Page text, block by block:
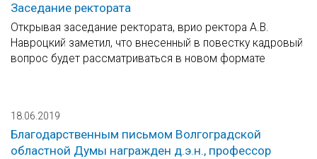
Заседание ректората
Открывая заседание ректората, врио ректора А.В.
Навроцкий заметил, что внесенный в повестку кадровый
вопрос будет рассматриваться в новом формате
18.06.2019
Благодарственным письмом Волгоградской
областной Думы награжден д.э.н., профессор